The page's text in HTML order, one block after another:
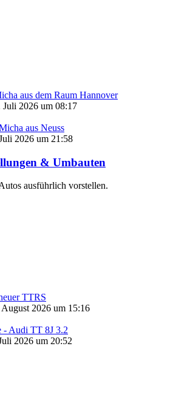
aus dem Raum Hannover
Juli 2026 um 08:17
aus Neuss
2026 um 21:58
& Umbauten
ausführlich vorstellen.
TTRS
August 2026 um 15:16
- Audi TT 8J 3.2
2026 um 20:52